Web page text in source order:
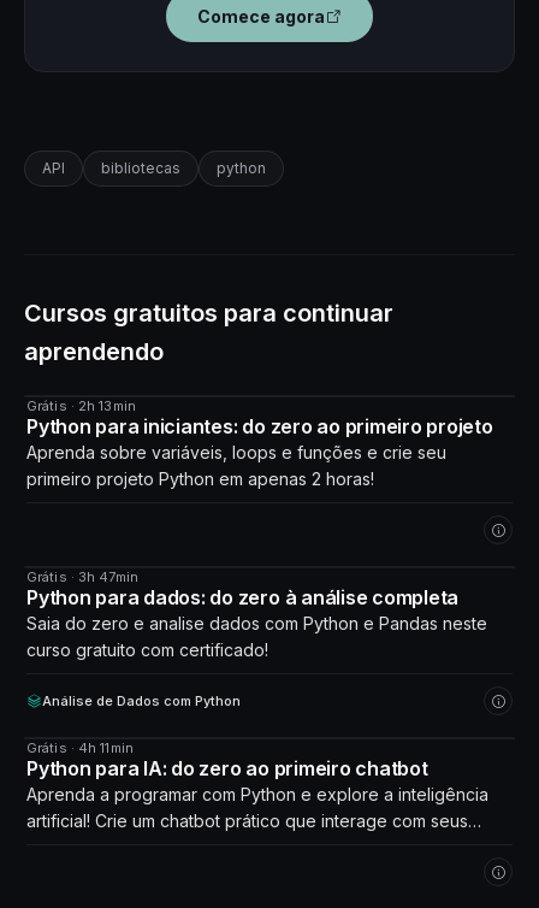
Comece agora
API bibliotecas python
Cursos gratuitos para continuar
aprendendo
CURSO
Grátis · 2h 13min
Python para iniciantes: do zero ao primeiro projeto
Aprenda sobre variáveis, loops e funções e crie seu
primeiro projeto Python em apenas 2 horas!
CURSO
Grátis · 3h 47min
Python para dados: do zero à análise completa
Saia do zero e analise dados com Python e Pandas neste
curso gratuito com certificado!
Análise de Dados com Python
CURSO
Grátis · 4h 11min
Python para IA: do zero ao primeiro chatbot
Aprenda a programar com Python e explore a inteligência
artificial! Crie um chatbot prático que interage com seus